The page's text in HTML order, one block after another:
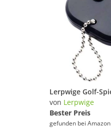
von Lerpwige
Bester Preis
gefunden bei Amazon